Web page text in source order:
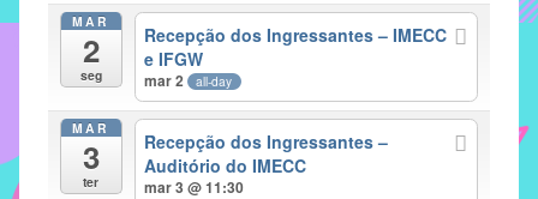
mecanismos
proporcionem
fortalecimento
MAR
2
seg
Recepção dos Ingressantes – IMECC
e IFGW
mar 2 all-day
MAR
3
ter
Recepção dos Ingressantes –
Auditório do IMECC
mar 3 @ 11:30